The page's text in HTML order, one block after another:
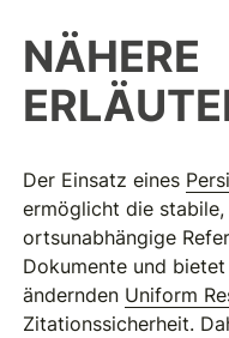
NÄHERE
Der Einsatz eines
ermöglicht die
ortsunabhängige
Dokumente und
ändernden Uniform
Zitationssicherheit.